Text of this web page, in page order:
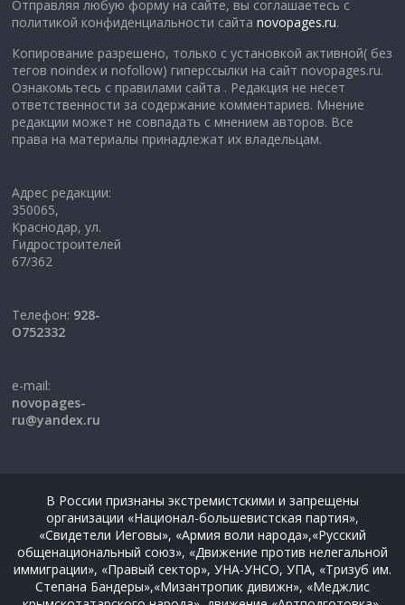
Отправляя любую форму на сайте, вы соглашаетесь с
политикой конфиденциальности сайтаnovopages.ru.
Копирование разрешено, только с установкой активной( без
тегов noindex и nofollow) гиперссылки на сайт novopages.ru.
Ознакомьтесь с правилами сайта . Редакция не несет
ответственности за содержание комментариев. Мнение
редакции может не совпадать с мнением авторов. Все
права на материалы принадлежат их владельцам.
Адрес редакции:
350065,
Краснодар, ул.
Гидростроителей
67/362
Телефон: 928-
O752332
e-mail:
novopages-
ru@yandex.ru
В России признаны экстремистскими и запрещены
организации «Национал-большевистская партия»,
«Свидетели Иеговы», «Армия воли народа»,«Русский
общенациональный союз», «Движение против нелегальной
иммиграции», «Правый сектор», УНА-УНСО, УПА, «Тризуб им.
Степана Бандеры»,«Мизантропик дивижн», «Меджлис